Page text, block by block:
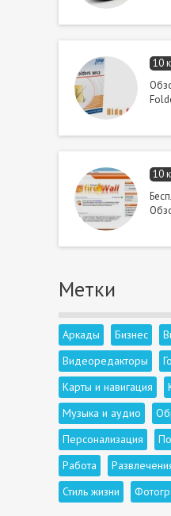
10
10
Метки
Аркады Бизнес
Видеоредакторы
Карты и навигация
Музыка и аудио
Персонализация
Работа
Стиль жизни